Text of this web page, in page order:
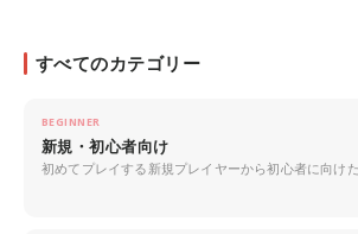
すべてのカテゴリー
BEGINNER
新規・初心者向け
初めてプレイする新規プレイヤーから初心者に向け